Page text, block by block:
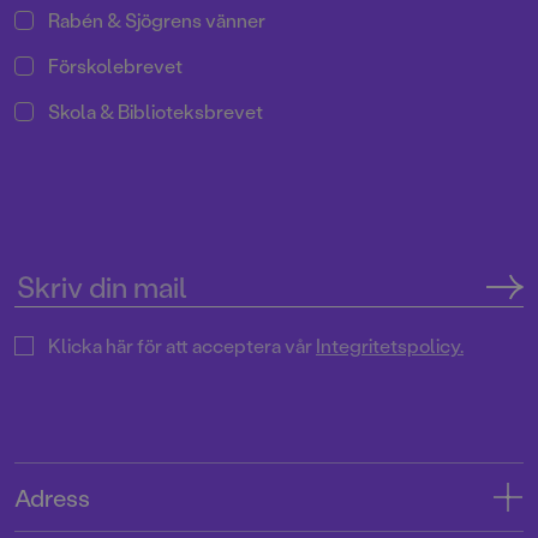
Rabén & Sjögrens vänner
Förskolebrevet
Skola & Biblioteksbrevet
Klicka här för att acceptera vårIntegritetspolicy.
Adress